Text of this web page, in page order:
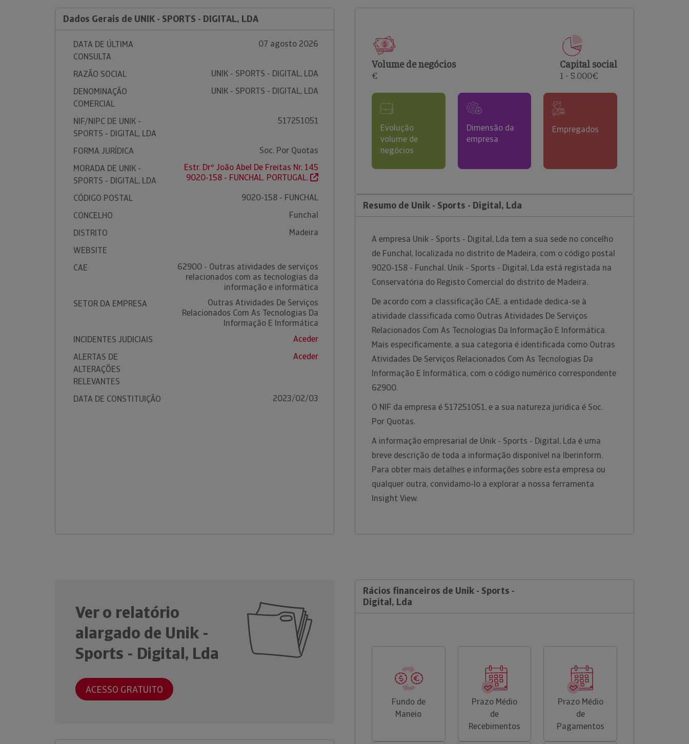
comerciais e analisar o risco de incumprimento dos
Dados Gerais de UNIK - SPORTS - DIGITAL, LDA
DATA DE ÚLTIMA
CONSULTA
07 agosto 2026
RAZÃO SOCIAL
UNIK - SPORTS - DIGITAL, LDA
DENOMINAÇÃO
COMERCIAL
UNIK - SPORTS - DIGITAL, LDA
NIF/NIPC DE UNIK -
SPORTS - DIGITAL, LDA
517251051
FORMA JURÍDICA
Soc. Por Quotas
MORADA DE UNIK -
SPORTS - DIGITAL, LDA
Estr. Drº João Abel De Freitas Nr. 145
9020-158 - FUNCHAL. PORTUGAL.
CÓDIGO POSTAL
9020-158 - FUNCHAL
CONCELHO
Funchal
DISTRITO
Madeira
WEBSITE
CAE
62900 - Outras atividades de serviços
relacionados com as tecnologias da
informação e informática
SETOR DA EMPRESA
Outras Atividades De Serviços
Relacionados Com As Tecnologias Da
Informação E Informática
INCIDENTES JUDICIAIS
Aceder
ALERTAS DE
ALTERAÇÕES
RELEVANTES
Aceder
DATA DE CONSTITUIÇÃO 2023/02/03
Volume de negócios
€
Capital social
1 - 5.000€
Evolução
volume de
negócios
Dimensão da
empresa
Empregados
Resumo de Unik - Sports - Digital, Lda
A empresa Unik - Sports - Digital, Lda tem a sua sede no concelho
de Funchal, localizada no distrito de Madeira, com o código postal
9020-158 - Funchal. Unik - Sports - Digital, Lda está registada na
Conservatória do Registo Comercial do distrito de Madeira.
De acordo com a classificação CAE, a entidade dedica-se à
atividade classificada como Outras Atividades De Serviços
Relacionados Com As Tecnologias Da Informação E Informática.
Mais especificamente, a sua categoria é identificada como Outras
Atividades De Serviços Relacionados Com As Tecnologias Da
Informação E Informática, com o código numérico correspondente
62900.
O NIF da empresa é 517251051, e a sua natureza jurídica é Soc.
Por Quotas.
A informação empresarial de Unik - Sports - Digital, Lda é uma
breve descrição de toda a informação disponível na Iberinform.
Para obter mais detalhes e informações sobre esta empresa ou
qualquer outra, convidamo-lo a explorar a nossa ferramenta
Insight View.
Ver o relatório
alargado de Unik -
Sports - Digital, Lda
ACESSO GRATUITO
Rácios financeiros de Unik - Sports -
Digital, Lda
Fundo de
Maneio
Prazo Médio
de
Recebimentos
Prazo Médio
de
Pagamentos